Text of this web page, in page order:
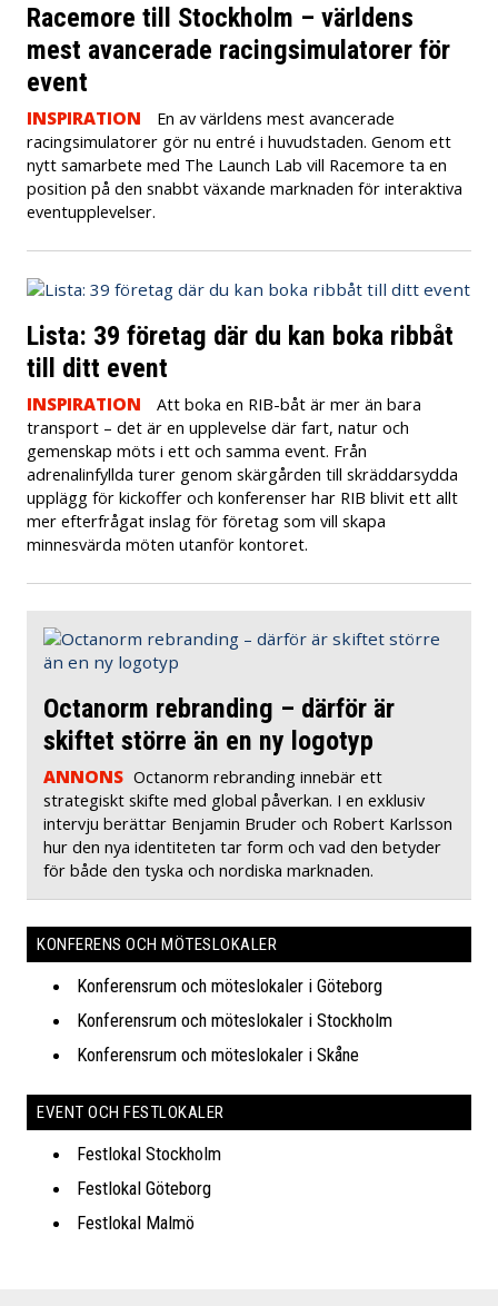
Racemore till Stockholm – världens
mest avancerade racingsimulatorer för
event
INSPIRATION
En av världens mest avancerade
racingsimulatorer gör nu entré i huvudstaden. Genom ett
nytt samarbete med The Launch Lab vill Racemore ta en
position på den snabbt växande marknaden för interaktiva
eventupplevelser.
Lista: 39 företag där du kan boka ribbåt
till ditt event
INSPIRATION
Att boka en RIB-båt är mer än bara
transport – det är en upplevelse där fart, natur och
gemenskap möts i ett och samma event. Från
adrenalinfyllda turer genom skärgården till skräddarsydda
upplägg för kickoffer och konferenser har RIB blivit ett allt
mer efterfrågat inslag för företag som vill skapa
minnesvärda möten utanför kontoret.
Octanorm rebranding – därför är
skiftet större än en ny logotyp
ANNONS Octanorm rebranding innebär ett
strategiskt skifte med global påverkan. I en exklusiv
intervju berättar Benjamin Bruder och Robert Karlsson
hur den nya identiteten tar form och vad den betyder
för både den tyska och nordiska marknaden.
KONFERENS OCH MÖTESLOKALER
Konferensrum och möteslokaler i Göteborg
Konferensrum och möteslokaler i Stockholm
Konferensrum och möteslokaler i Skåne
EVENT OCH FESTLOKALER
Festlokal Stockholm
Festlokal Göteborg
Festlokal Malmö